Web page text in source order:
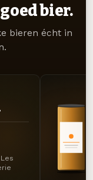
bier.
bieren écht in